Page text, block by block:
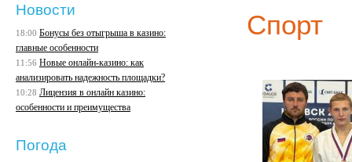
Спорт
Новости
18:00 Бонусы без отыгрыша в казино:
главные особенности
11:56 Новые онлайн-казино: как
анализировать надежность площадки?
10:28 Лицензия в онлайн казино:
особенности и преимущества
Погода